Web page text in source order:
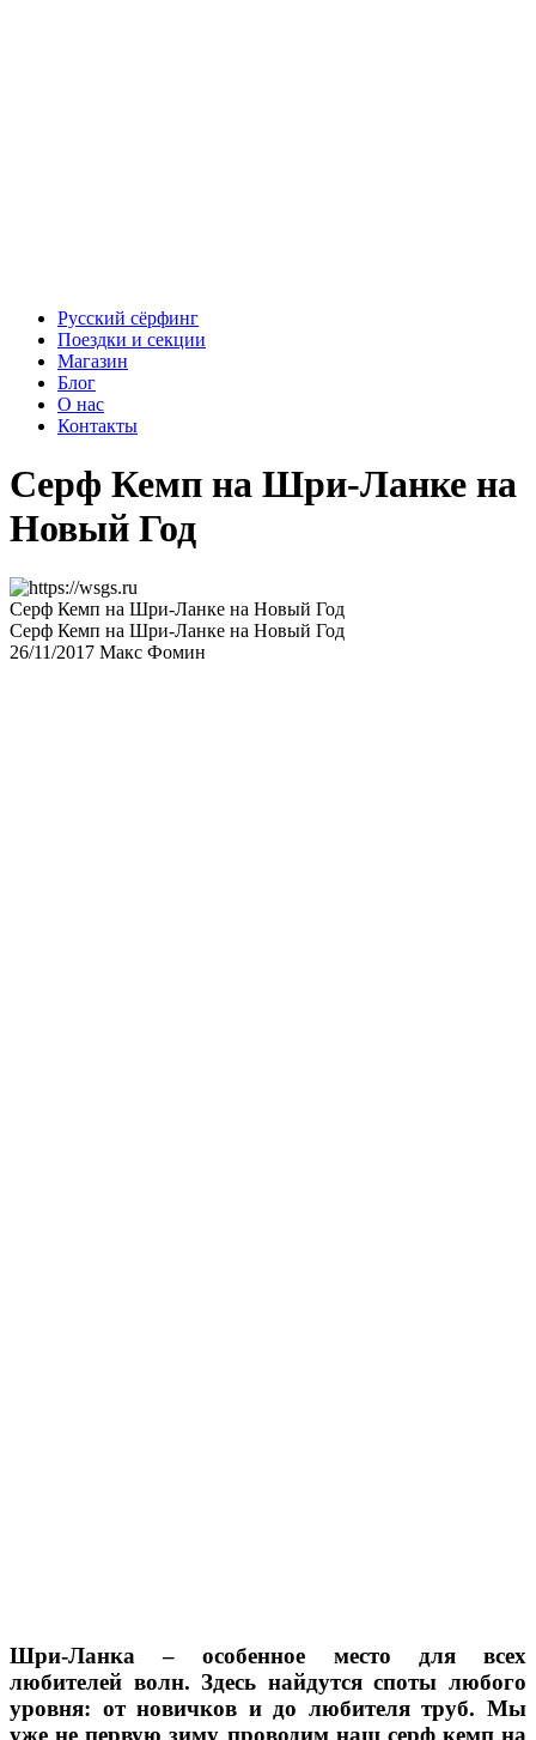
Русский сёрфинг
Поездки и секции
Магазин
Блог
О нас
Контакты
Серф Кемп на Шри-Ланке на
Новый Год
Серф Кемп на Шри-Ланке на Новый Год
Серф Кемп на Шри-Ланке на Новый Год
26/11/2017 Макс Фомин
Шри-Ланка – особенное место для всех
любителей волн. Здесь найдутся споты любого
уровня: от новичков и до любителя труб. Мы
уже не первую зиму проводим наш серф кемп на